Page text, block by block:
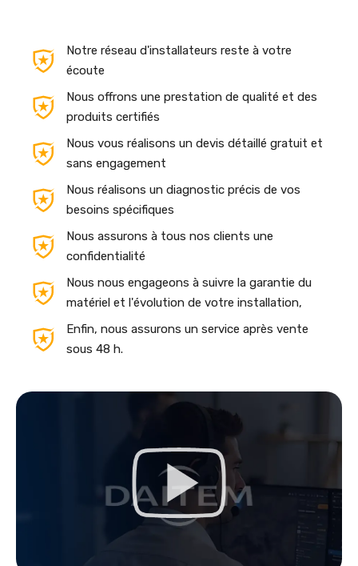
Notre réseau d'installateurs reste à votre
écoute
Nous offrons une prestation de qualité et des
produits certifiés
Nous vous réalisons un devis détaillé gratuit et
sans engagement
Nous réalisons un diagnostic précis de vos
besoins spécifiques
Nous assurons à tous nos clients une
confidentialité
Nous nous engageons à suivre la garantie du
matériel et l'évolution de votre installation,
Enfin, nous assurons un service après vente
sous 48 h.